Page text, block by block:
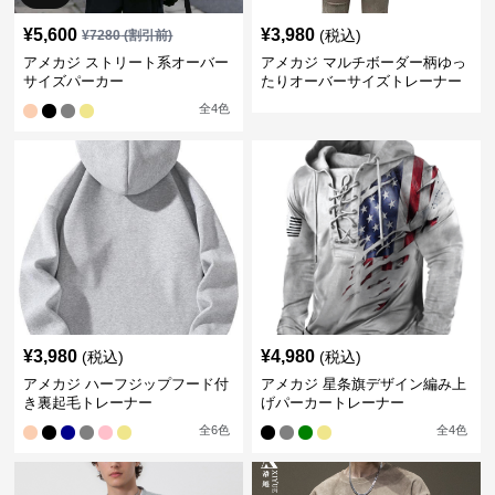
¥5,600 ¥7280(割引前)
アメカジ ストリート系オーバー
サイズパーカー
全4色
¥3,980 (税込)
アメカジ マルチボーダー柄ゆっ
たりオーバーサイズトレーナー
¥3,980 (税込)
アメカジ ハーフジップフード付
き裏起毛トレーナー
全6色
¥4,980 (税込)
アメカジ 星条旗デザイン編み上
げパーカートレーナー
全4色